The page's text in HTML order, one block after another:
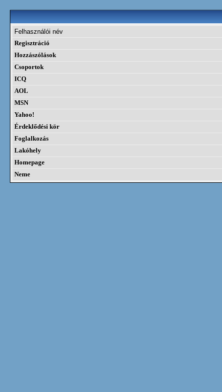
Felhasználói név
Regisztráció
Hozzászólások
Csoportok
ICQ
AOL
MSN
Yahoo!
Érdeklődési kör
Foglalkozás
Lakóhely
Homepage
Neme